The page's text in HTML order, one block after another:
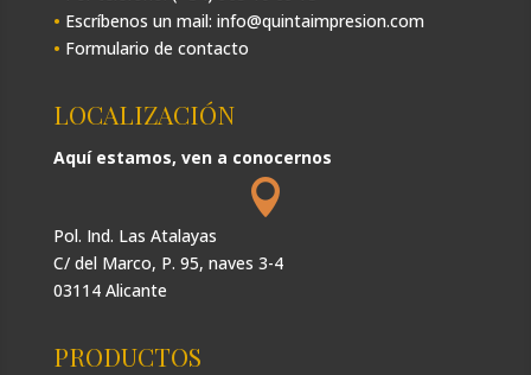
• Escríbenos un mail: info@quintaimpresion.com
• Formulario de contacto
LOCALIZACIÓN
Aquí estamos, ven a conocernos

Pol. Ind. Las Atalayas
C/ del Marco, P. 95, naves 3-4
03114 Alicante
PRODUCTOS